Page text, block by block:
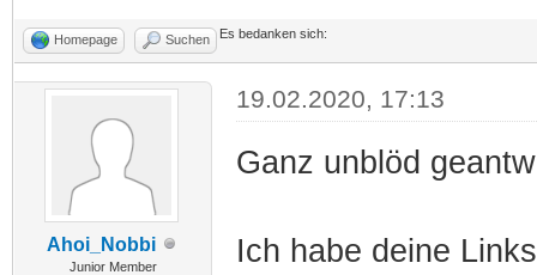
Homepage Suchen Es bedanken sich:
Ahoi_Nobbi
Junior Member
19.02.2020, 17:13
Ganz unblöd
Ich habe deine